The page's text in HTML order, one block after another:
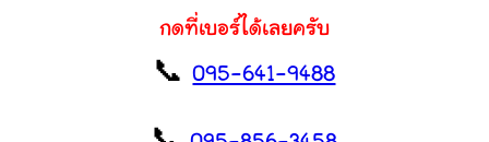
กดที่เบอร์ได้เลยครับ
📞095-641-9488